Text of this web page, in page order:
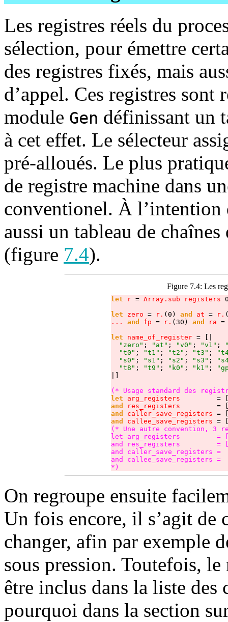
Les registres réels du
sélection, pour émettre
des registres fixés, mais
d’appel. Ces registres sont
module Gen définissant un
à cet effet. Le sélecteur
pré-alloués. Le plus
de registre machine dans
conventionel. À l’intention
aussi un tableau de
(figure 7.4).
Figure 7.4: Les
let r = Array.sub registers
let
zero = r. (0) and at = r.
... and fp = r. (30) and ra
let
name_of_register = [|
"zero" ; "at" ; "v0" ; "v1" ;
"t0" ; "t1" ; "t2" ; "t3" ;
"s0" ; "s1" ; "s2" ; "s3" ;
"t8" ; "t9" ; "k0" ; "k1" ;
(* Usage standard des
let
arg_registers
=
and
res_registers
=
and
caller_save_registers =
and
callee_save_registers =
(* Une autre convention, 3
let arg_registers         =
and res_registers         =
and caller_save_registers =
and callee_save_registers
*)
On regroupe ensuite
Un fois encore, il s’agit de
changer, afin par exemple
sous pression. Toutefois,
être inclus dans la liste des
pourquoi dans la section